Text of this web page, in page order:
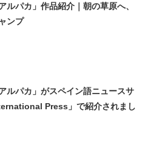
ルパカ」作品紹介｜朝の草原へ、
ンプ
ルパカ」がスペイン語ニュースサ
Press」で紹介されまし